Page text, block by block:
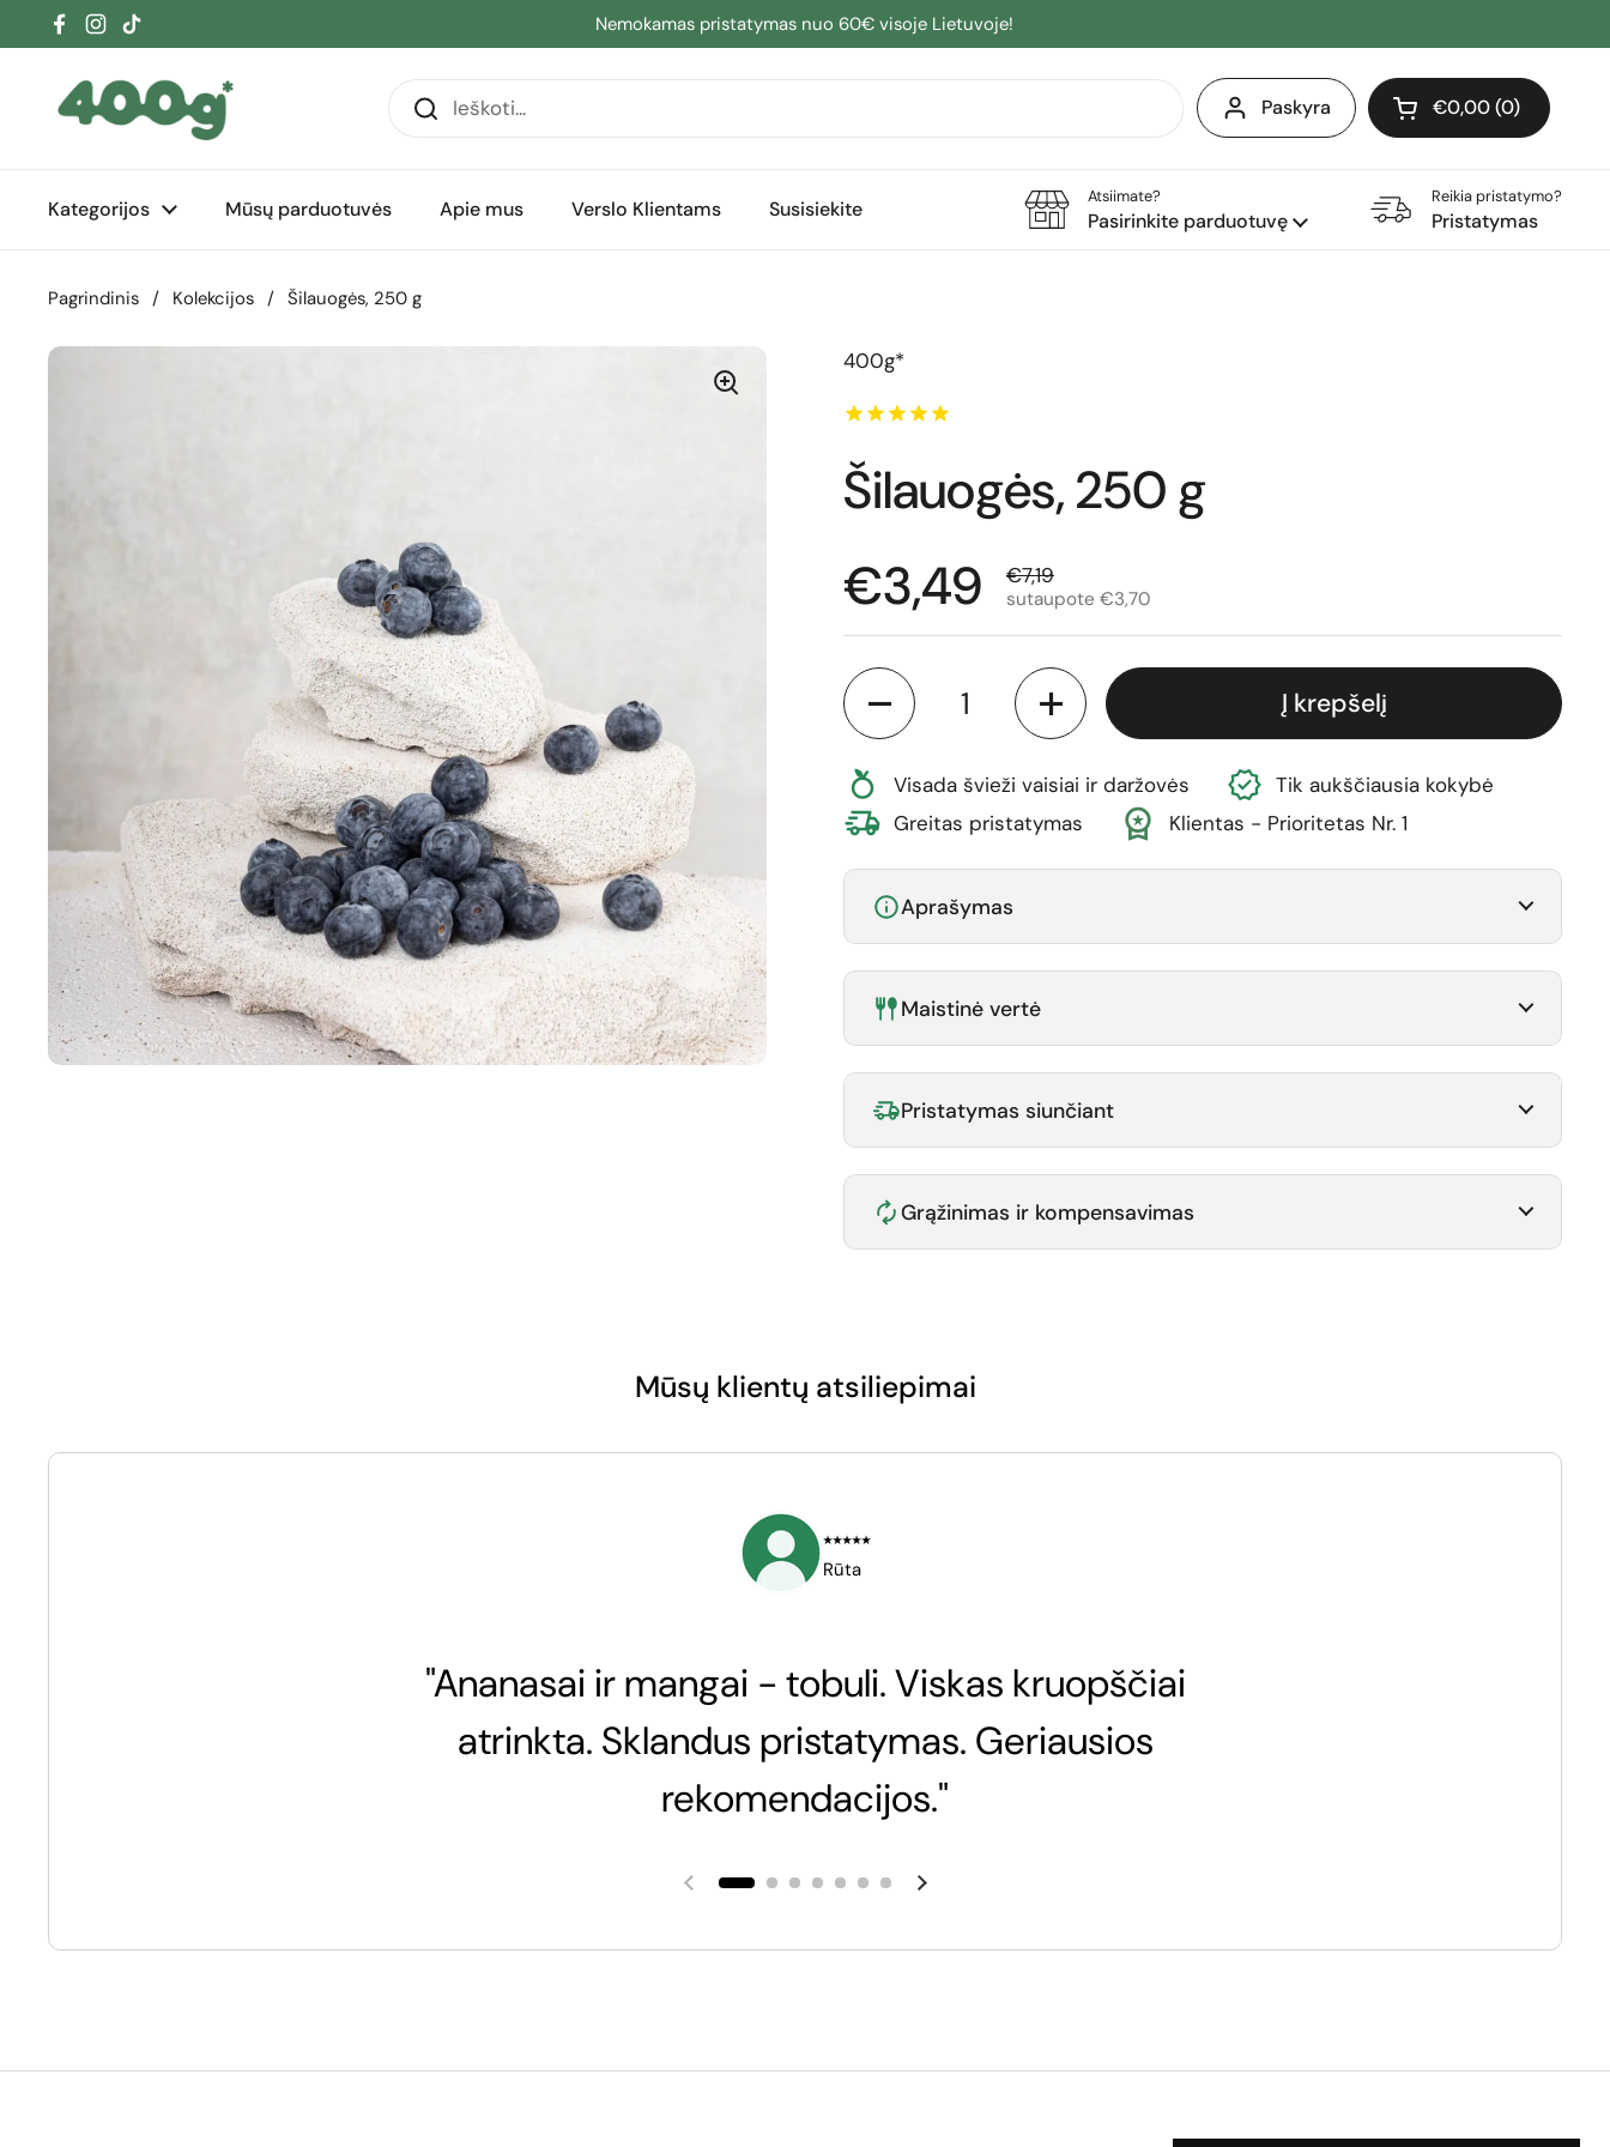
Pereiti prie turinio
Facebook
Instagram
TikTok
Nemokamas pristatymas nuo 60€ visoje Lietuvoje!
Paskyra Atidaryti krepšelį
Pirkinių krepšelis Iš
€0,00 0
produktai (-ų) yra
Kategorijos Mūsų parduotuvės Apie mus Verslo Klientams Susisiekite
Atsiimate?
Pasirinkite parduotuvę
Reikia pristatymo?
Pristatymas
Pagrindinis / Kolekcijos / Šilauogės, 250 g
400g*
Šilauogės, 250 g
Normali kaina
€3,49 Išpardavimo kaina
€7,19
sutaupote €3,70
Kiekis
Į krepšelį
Visada švieži vaisiai ir daržovės
Tik aukščiausia kokybė
Greitas pristatymas
Klientas - Prioritetas Nr. 1
Aprašymas
Maistinė vertė
Pristatymas siunčiant
Grąžinimas ir kompensavimas
Mūsų klientų atsiliepimai
⭑⭑⭑⭑⭑
Rūta
"Ananasai ir mangai - tobuli. Viskas kruopščiai
atrinkta. Sklandus pristatymas. Geriausios
rekomendacijos."
Ankstesnė skaidrė Kita skaidrė